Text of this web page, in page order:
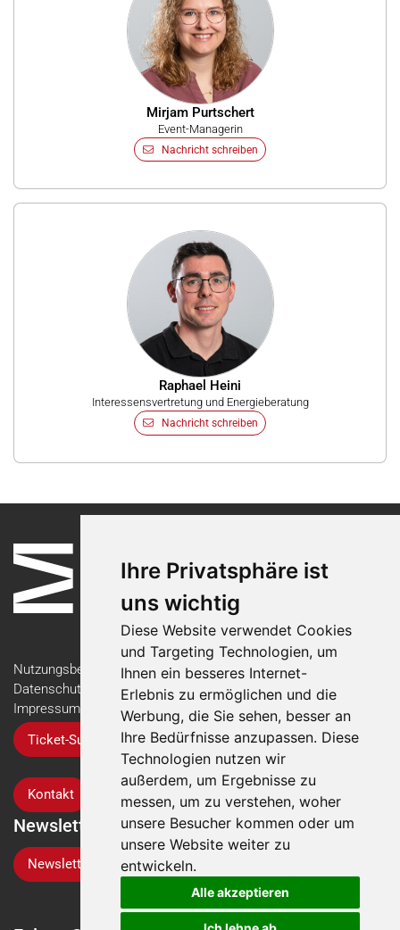
Ihre Privatsphäre ist
uns wichtig
Diese Website verwendet Cookies
und Targeting Technologien, um
Ihnen ein besseres Internet-
Erlebnis zu ermöglichen und die
Werbung, die Sie sehen, besser an
Ihre Bedürfnisse anzupassen. Diese
Technologien nutzen wir
außerdem, um Ergebnisse zu
messen, um zu verstehen, woher
unsere Besucher kommen oder um
unsere Website weiter zu
entwickeln.
Alle akzeptieren
Mirjam Purtschert
Event-Managerin
Nachricht schreiben
Raphael Heini
Interessensvertretung und Energieberatung
Nachricht schreiben
Nutzungsbedingungen
Datenschutzerklärung
Impressum
Ticket-Support
Kontakt
Newsletter
Newsletter-Anmeldung